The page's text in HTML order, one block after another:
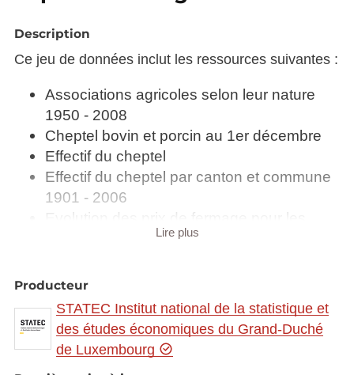
Description
Ce jeu de données inclut les ressources suivantes :
Associations agricoles selon leur nature
1950 - 2008
Cheptel bovin et porcin au 1er décembre
Effectif du cheptel
Effectif du cheptel par canton et commune
1901 - 2006
Evolution des prix de fermage pour les
terrains agricoles au Luxembourg
canton et commune 2012
Exploitations agricoles par classe de
grandeur
Main-d'oeuvre agricole: Nombre de
personnes et main d'oeuvre (UTA) par
Lire plus
Producteur
STATEC Institut national de la statistique et
des études économiques du Grand-Duché
de Luxembourg